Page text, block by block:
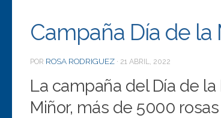
Campaña Día de la
POR ROSA RODRIGUEZ · 21 ABRIL, 2022
La campaña del Día de
Miñor, más de 5000